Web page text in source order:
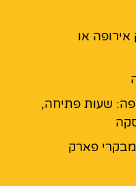
או
שעות פתיחה,
פארק